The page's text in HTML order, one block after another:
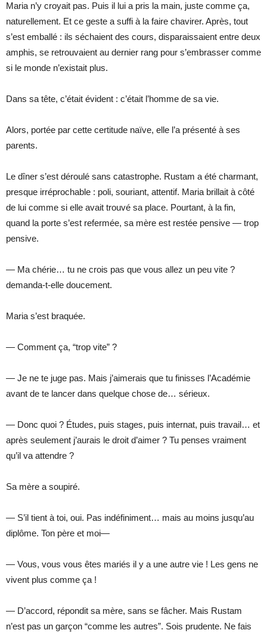
Maria n’y croyait pas. Puis il lui a pris la main, juste comme ça,
naturellement. Et ce geste a suffi à la faire chavirer. Après, tout
s’est emballé : ils séchaient des cours, disparaissaient entre deux
amphis, se retrouvaient au dernier rang pour s’embrasser comme
si le monde n’existait plus.
Dans sa tête, c’était évident : c’était l’homme de sa vie.
Alors, portée par cette certitude naïve, elle l’a présenté à ses
parents.
Le dîner s’est déroulé sans catastrophe. Rustam a été charmant,
presque irréprochable : poli, souriant, attentif. Maria brillait à côté
de lui comme si elle avait trouvé sa place. Pourtant, à la fin,
quand la porte s’est refermée, sa mère est restée pensive — trop
pensive.
— Ma chérie… tu ne crois pas que vous allez un peu vite ?
demanda-t-elle doucement.
Maria s’est braquée.
— Comment ça, “trop vite” ?
— Je ne te juge pas. Mais j’aimerais que tu finisses l’Académie
avant de te lancer dans quelque chose de… sérieux.
— Donc quoi ? Études, puis stages, puis internat, puis travail… et
après seulement j’aurais le droit d’aimer ? Tu penses vraiment
qu’il va attendre ?
Sa mère a soupiré.
— S’il tient à toi, oui. Pas indéfiniment… mais au moins jusqu’au
diplôme. Ton père et moi—
— Vous, vous vous êtes mariés il y a une autre vie ! Les gens ne
vivent plus comme ça !
— D’accord, répondit sa mère, sans se fâcher. Mais Rustam
n’est pas un garçon “comme les autres”. Sois prudente. Ne fais